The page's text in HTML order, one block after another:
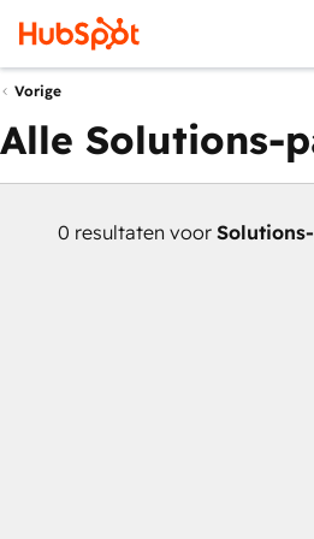
Vorige
Alle Solutions-
0 resultaten voor